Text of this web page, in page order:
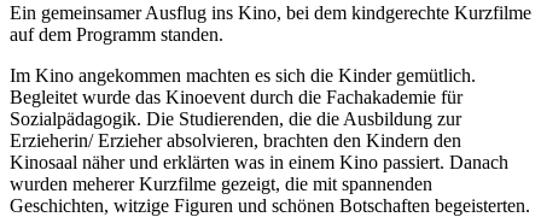
Ein gemeinsamer Ausflug ins Kino, bei dem kindgerechte Kurzfilme
auf dem Programm standen.
Im Kino angekommen machten es sich die Kinder gemütlich.
Begleitet wurde das Kinoevent durch die Fachakademie für
Sozialpädagogik. Die Studierenden, die die Ausbildung zur
Erzieherin/ Erzieher absolvieren, brachten den Kindern den
Kinosaal näher und erklärten was in einem Kino passiert. Danach
wurden meherer Kurzfilme gezeigt, die mit spannenden
Geschichten, witzige Figuren und schönen Botschaften begeisterten.